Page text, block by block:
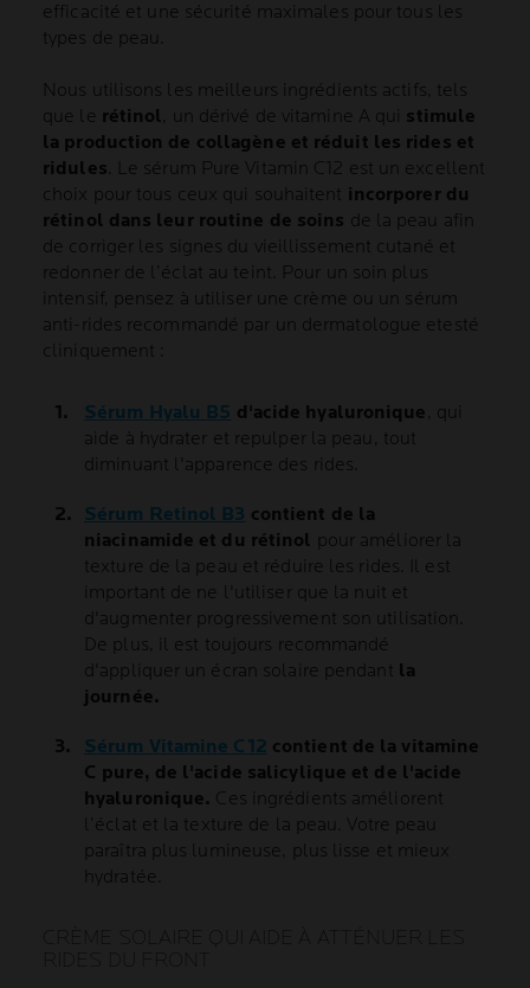
efficacité et une sécurité maximales pour tous les
types de peau.
Nous utilisons les meilleurs ingrédients actifs, tels
que le rétinol , un dérivé de vitamine A qui stimule
la production de collagène et réduit les rides et
ridules . Le sérum Pure Vitamin C12 est un excellent
choix pour tous ceux qui souhaitent incorporer du
rétinol dans leur routine de soins de la peau afin
de corriger les signes du vieillissement cutané et
redonner de l’éclat au teint. Pour un soin plus
intensif, pensez à utiliser une crème ou un sérum
anti-rides recommandé par un dermatologue etesté
cliniquement :
Sérum Hyalu B5 d'acide hyaluronique , qui
aide à hydrater et repulper la peau, tout
diminuant l'apparence des rides.
Sérum Retinol B3 contient de la
niacinamide et du rétinol pour améliorer la
texture de la peau et réduire les rides. Il est
important de ne l'utiliser que la nuit et
d'augmenter progressivement son utilisation.
De plus, il est toujours recommandé
d'appliquer un écran solaire pendant la
journée.
Sérum Vitamine C12 contient de la vitamine
C pure, de l'acide salicylique et de l'acide
hyaluronique. Ces ingrédients améliorent
l’éclat et la texture de la peau. Votre peau
paraîtra plus lumineuse, plus lisse et mieux
hydratée.